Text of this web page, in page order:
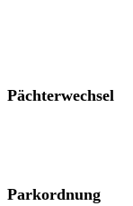
Pächterwechsel
Parkordnung